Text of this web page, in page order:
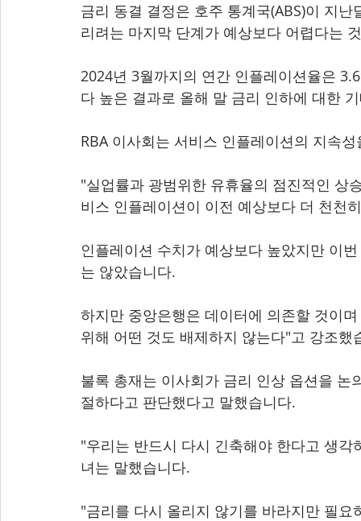
금리 동결 결정은 호주 통계국(ABS)이 지
리려는 마지막 단계가 예상보다 어렵다는
2024년 3월까지의 연간 인플레이션율은
다 높은 결과로 올해 말 금리 인하에 대한
RBA 이사회는 서비스 인플레이션의 지속
"실업률과 광범위한 유휴율의 점진적인 상
비스 인플레이션이 이전 예상보다 더 천천
인플레이션 수치가 예상보다 높았지만 이
는 않았습니다.
하지만 중앙은행은 데이터에 의존할 것이
위해 어떤 것도 배제하지 않는다"고 강조했
불록 총재는 이사회가 금리 인상 옵션을
절하다고 판단했다고 말했습니다.
"우리는 반드시 다시 긴축해야 한다고 생
녀는 말했습니다.
"금리를 다시 올리지 않기를 바라지만 필요